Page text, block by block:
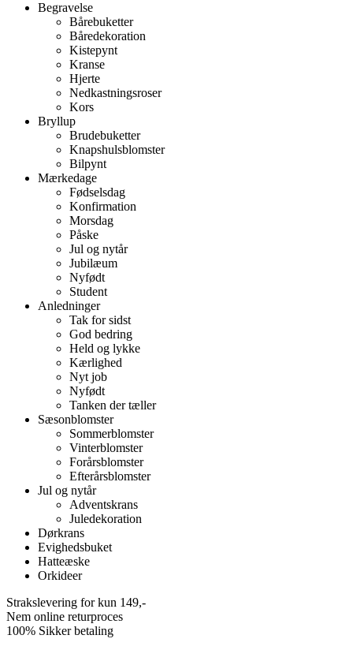
Begravelse
Bårebuketter
Båredekoration
Kistepynt
Kranse
Hjerte
Nedkastningsroser
Kors
Bryllup
Brudebuketter
Knapshulsblomster
Bilpynt
Mærkedage
Fødselsdag
Konfirmation
Morsdag
Påske
Jul og nytår
Jubilæum
Nyfødt
Student
Anledninger
Tak for sidst
God bedring
Held og lykke
Kærlighed
Nyt job
Nyfødt
Tanken der tæller
Sæsonblomster
Sommerblomster
Vinterblomster
Forårsblomster
Efterårsblomster
Jul og nytår
Adventskrans
Juledekoration
Dørkrans
Evighedsbuket
Hatteæske
Orkideer
Strakslevering for kun 149,-
Nem online returproces
100% Sikker betaling